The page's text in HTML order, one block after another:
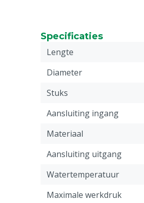
Specificaties
Lengte
Diameter
Stuks
Aansluiting ingang
Materiaal
Aansluiting uitgang
Watertemperatuur
Maximale werkdruk